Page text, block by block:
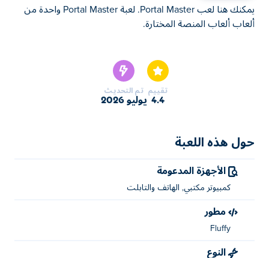
يمكنك هنا لعب Portal Master. لعبة Portal Master واحدة من
ألعاب ألعاب المنصة المختارة.
تقييم
4.4
تم التحديث
يوليو 2026
حول هذه اللعبة
الأجهزة المدعومة
كمبيوتر مكتبي, الهاتف والتابلت
مطور
Fluffy
النوع